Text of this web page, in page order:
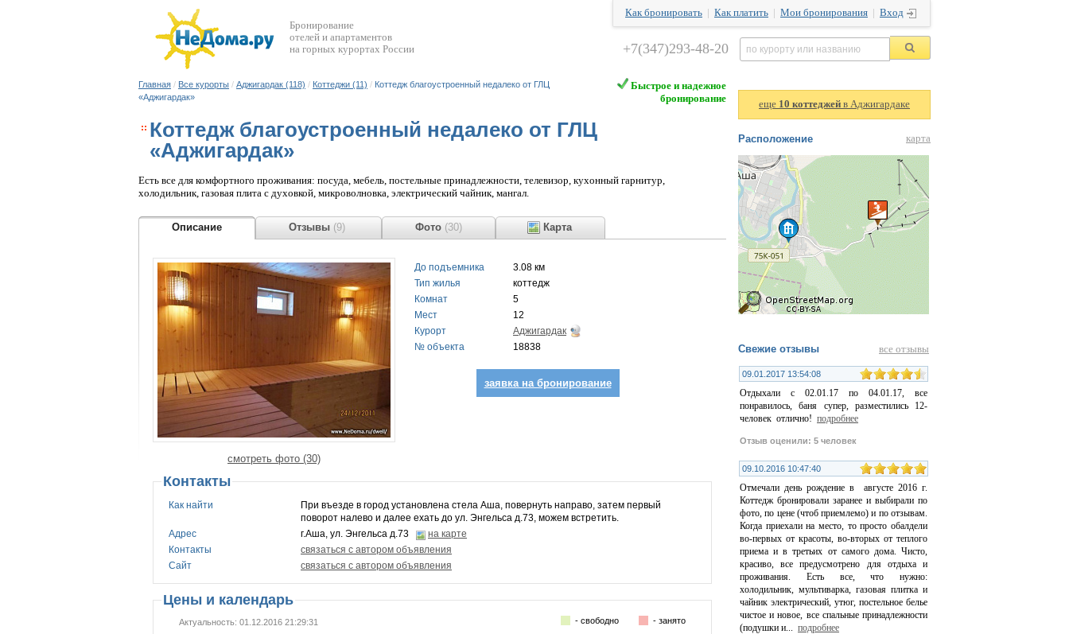
Бронирование
отелей и апартаментов
на горных курортах России
Как бронировать Как платить Мои бронирования Вход
+7(347)293-48-20
Главная / Все курорты / Аджигардак (118) / Коттеджи (11) / Коттедж благоустроенный недалеко от ГЛЦ
«Аджигардак»
Быстрое и надежное
бронирование
Коттедж благоустроенный недалеко от ГЛЦ
«Аджигардак»
Есть все для комфортного проживания: посуда, мебель, постельные принадлежности, телевизор, кухонный гарнитур,
холодильник, газовая плита с духовкой, микроволновка, электрический чайник, мангал.
Описание Отзывы (9) Фото (30) Карта
смотреть фото (30)
До подъемника
3.08 км
Тип жилья
коттедж
Комнат
5
Мест
12
Курорт
Аджигардак
№ объекта
18838
заявка на бронирование
Контакты
Как найти
При въезде в город установлена стела Аша, повернуть направо, затем первый
поворот налево и далее ехать до ул. Энгельса д.73, можем встретить.
Адрес
г.Аша, ул. Энгельса д.73
на карте
Контакты
связаться с автором объявления
Сайт
связаться с автором объявления
Цены и календарь
- свободно - занято
Актуальность: 01.12.2016 21:29:31
еще 10 коттеджей в Аджигардаке
Расположение карта
Свежие отзывы все отзывы
09.01.2017 13:54:08
Отдыхали с 02.01.17 по 04.01.17, все
понравилось, баня супер, разместились 12-
человек отлично! подробнее
Отзыв оценили: 5 человек
09.10.2016 10:47:40
Отмечали день рождение в августе 2016 г.
Коттедж бронировали заранее и выбирали по
фото, по цене (чтоб приемлемо) и по отзывам.
Когда приехали на место, то просто обалдели
во-первых от красоты, во-вторых от теплого
приема и в третьих от самого дома. Чисто,
красиво, все предусмотрено для отдыха и
проживания. Есть все, что нужно:
холодильник, мультиварка, газовая плитка и
чайник электрический, утюг, постельное белье
чистое и новое, все спальные принадлежности
(подушки и... подробнее